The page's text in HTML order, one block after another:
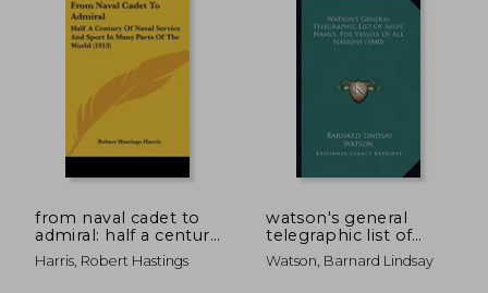
45% 45%
from naval cadet to
admiral: half a century
of naval service and
sport in many parts
Harris, Robert Hastings
watson's general
telegraphic list of
ships' names, for
vessels of all nations
Watson, Barnard Lindsay